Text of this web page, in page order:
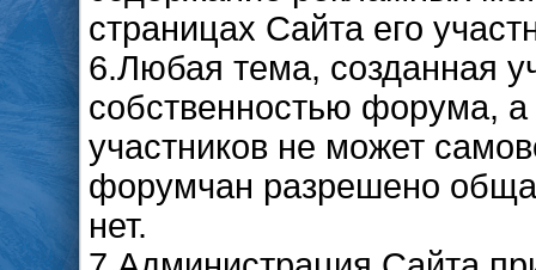
страницах Сайта его
6.Любая тема, созданная
собственностью форума, а
участников не может
форумчан разрешено
нет.